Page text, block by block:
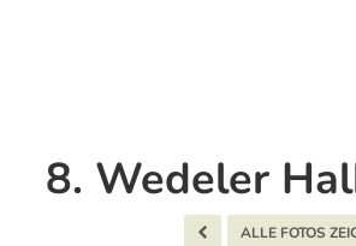
8. Wedeler
ALLE FOTOS